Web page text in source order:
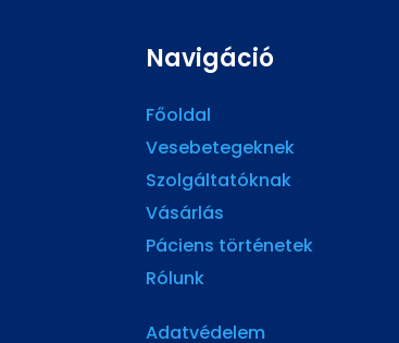
Navigáció
Főoldal
Vesebetegeknek
Szolgáltatóknak
Vásárlás
Páciens történetek
Rólunk
Adatvédelem